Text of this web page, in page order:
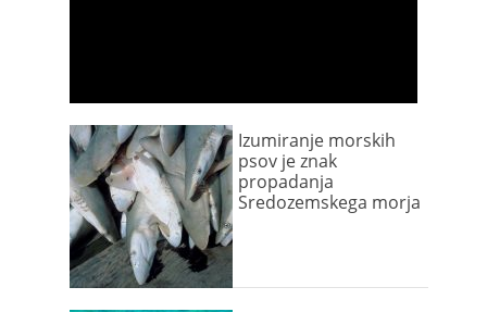
Izumiranje morskih
psov je znak
propadanja
Sredozemskega morja